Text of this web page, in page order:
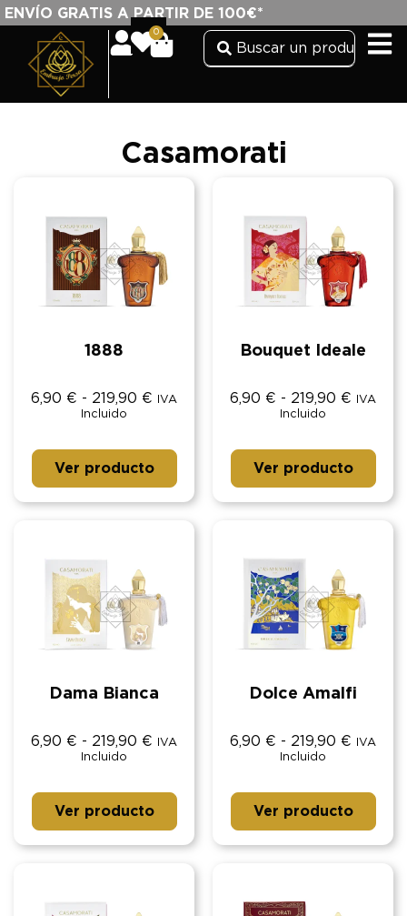
ENVÍO GRATIS A PARTIR DE 100€*
0
Casamorati
1888
6,90 € - 219,90 €
IVA
Incluido
Ver producto
Bouquet Ideale
6,90 € - 219,90 €
IVA
Incluido
Ver producto
Dama Bianca
6,90 € - 219,90 €
IVA
Incluido
Ver producto
Dolce Amalfi
6,90 € - 219,90 €
IVA
Incluido
Ver producto